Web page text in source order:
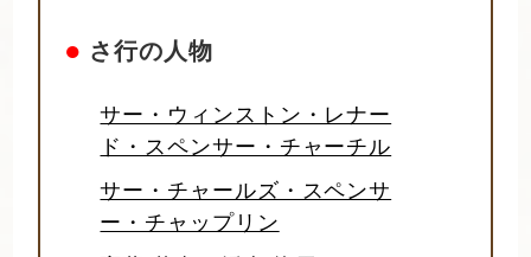
● さ行の人物
サー・ウィンストン・レナー
ド・スペンサー・チャーチル
サー・チャールズ・スペンサ
ー・チャップリン